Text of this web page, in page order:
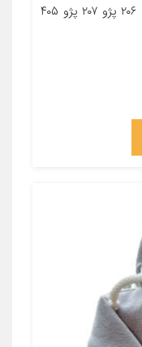
جنس ویسکوز مناسب برای خودرو پژو ۲۰۶ پژو ۲۰۷ پژو ۴۰۵